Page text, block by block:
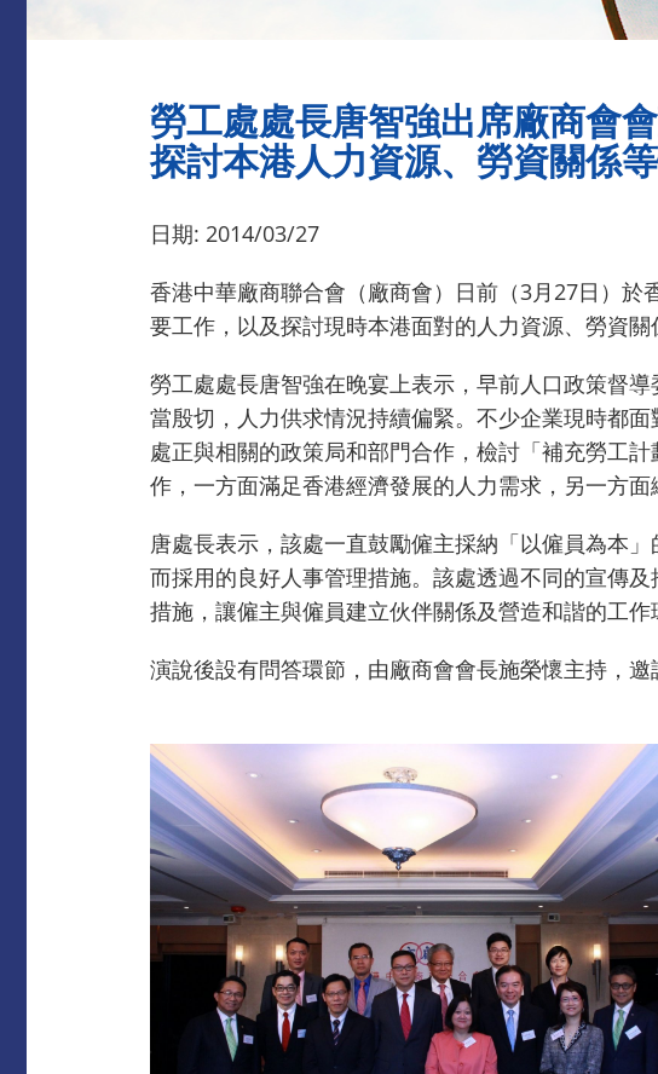
勞工處處長唐智強出席廠商會
探討本港人力資源、勞資關係
日期: 2014/03/27
香港中華廠商聯合會（廠商會）日前（3月27日）
要工作，以及探討現時本港面對的人力資源、勞資
勞工處處長唐智強在晚宴上表示，早前人口政策督
當殷切，人力供求情況持續偏緊。不少企業現時都
處正與相關的政策局和部門合作，檢討「補充勞工
作，一方面滿足香港經濟發展的人力需求，另一方面
唐處長表示，該處一直鼓勵僱主採納「以僱員為本
而採用的良好人事管理措施。該處透過不同的宣傳
措施，讓僱主與僱員建立伙伴關係及營造和諧的工
演說後設有問答環節，由廠商會會長施榮懷主持，